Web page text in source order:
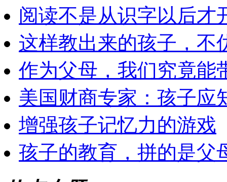
阅读不是从识字以后才
这样教出来的孩子，不
作为父母，我们究竟能
美国财商专家：孩子应
增强孩子记忆力的游戏
孩子的教育，拼的是父